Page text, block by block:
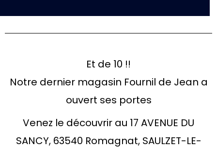
Et de 10 !!
Notre dernier magasin Fournil de Jean a
ouvert ses portes
Venez le découvrir au 17 AVENUE DU
SANCY, 63540 Romagnat, SAULZET-LE-